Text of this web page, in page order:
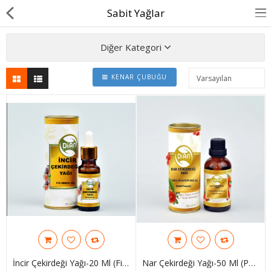
Sabit Yağlar
Aromaterapi Yağlar
Zeytinyağı
Zeytinyağı Kürleri
Aromaterapi Mumlar
Sabit Yağlar
Diğer Kategori
KENAR ÇUBUĞU
İncir Çekirdeği Yağı-20 Ml (Fig Seed Oil- Cold Pressed) Nar Çekirdeği Yağı-50 Ml (Pomegranate Seed Oil- Cold Pressed)